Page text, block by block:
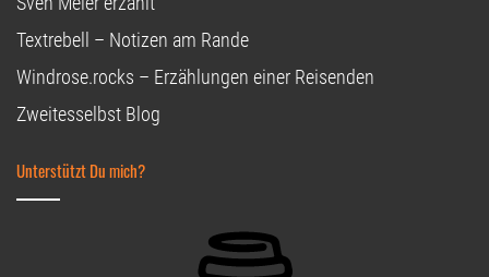
Textrebell – Notizen am Rande
Windrose.rocks – Erzählungen einer Reisenden
Zweitesselbst Blog
Unterstützt Du mich?